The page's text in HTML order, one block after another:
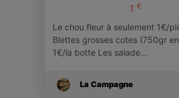
1 €
Le chou fleur à seulement 1€/
Blettes grosses cotes (750gr
1€/la botte Les salade…
La Campagne